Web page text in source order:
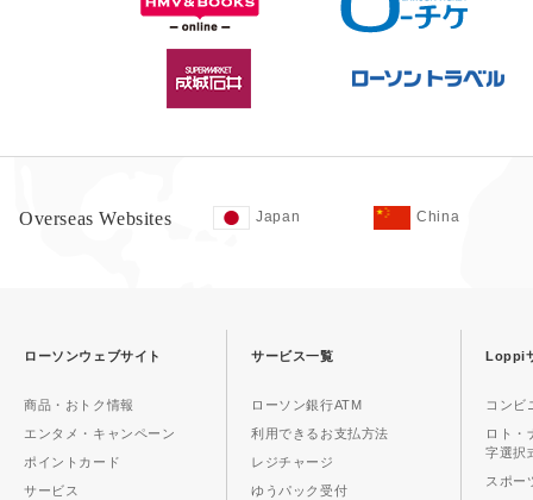
Overseas Websites Japan China
ローソンウェブサイト
商品・おトク情報
エンタメ・キャンペーン
ポイントカード
サービス
サービス一覧
ローソン銀行ATM
利用できるお支払方法
レジチャージ
ゆうパック受付
Loppi
コンビ
ロト・
字選択
スポー